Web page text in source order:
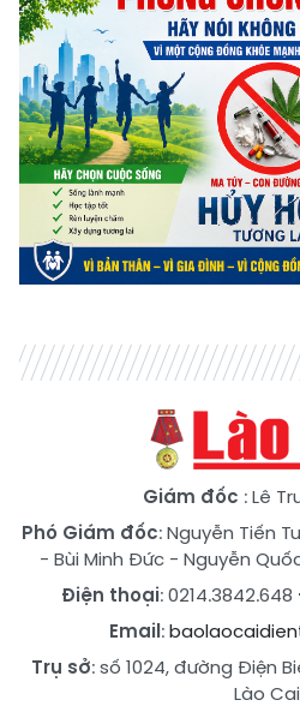
Giám đốc : Lê
Phó Giám đốc:Nguyễn Tiến
- Bùi Minh Đức- Nguyễn
Điện thoại: 0214.3842.648
Email:
Trụ sở: số 1024, đường Điện
Lào